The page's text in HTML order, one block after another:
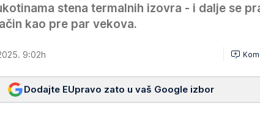
stena termalnih izovra - i dalje se
kao pre par vekova.
9:02h
Dodajte EUpravo zato u vaš Google izbor